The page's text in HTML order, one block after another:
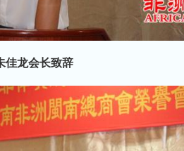
佳龙会长致辞